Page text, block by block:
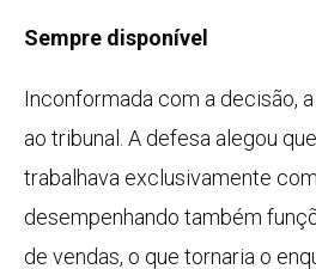
Sempre disponível
Inconformada com a decisão,
ao tribunal. A defesa alegou
trabalhava exclusivamente
desempenhando também
de vendas, o que tornaria o